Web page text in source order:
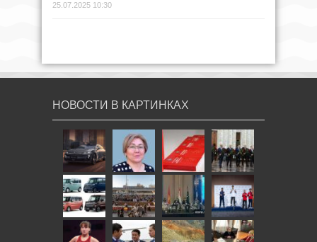
25.07.2025 10:30
НОВОСТИ В КАРТИНКАХ